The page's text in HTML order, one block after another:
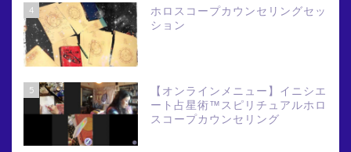
4
ホロスコープカウンセリングセッ
ション
5
【オンラインメニュー】イニシエ
ート占星術™スピリチュアルホロ
スコープカウンセリング